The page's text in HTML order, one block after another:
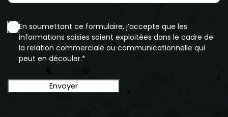
En soumettant ce formulaire, j’accepte que les
informations saisies soient exploitées dans le cadre de
la relation commerciale ou communicationnelle qui
peut en découler.*